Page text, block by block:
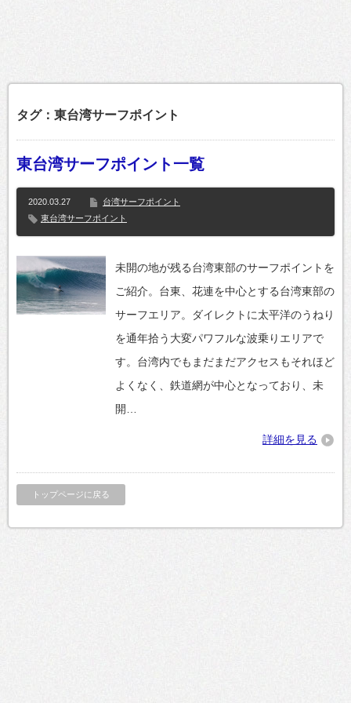
タグ：東台湾サーフポイント
東台湾サーフポイント一覧
2020.03.27
台湾サーフポイント
東台湾サーフポイント
未開の地が残る台湾東部のサーフポイントを
ご紹介。台東、花連を中心とする台湾東部の
サーフエリア。ダイレクトに太平洋のうねり
を通年拾う大変パワフルな波乗りエリアで
す。台湾内でもまだまだアクセスもそれほど
よくなく、鉄道網が中心となっており、未
開…
詳細を見る
トップページに戻る